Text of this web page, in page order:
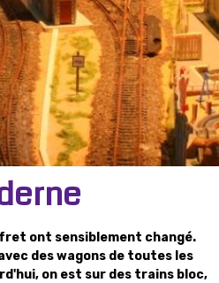
ont sensiblement changé.
des wagons de toutes les
on est sur des trains bloc,